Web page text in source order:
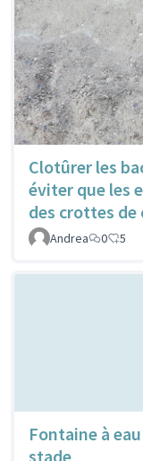
Clotûrer les
éviter que les
des crottes de
Andrea
0 5
Fontaine à
stade